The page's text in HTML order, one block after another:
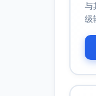
与
级